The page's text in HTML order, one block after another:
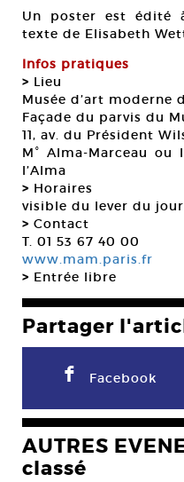
Un poster est édité
texte de Elisabeth
Infos pratiques
> Lieu
Musée d’art moderne
Façade du parvis du
11, av. du Président
M° Alma-Marceau ou
l’Alma
> Horaires
visible du lever du
> Contact
T. 01 53 67 40 00
www.mam.paris.fr
> Entrée libre
Partager
F Facebook
AUTRES
classé